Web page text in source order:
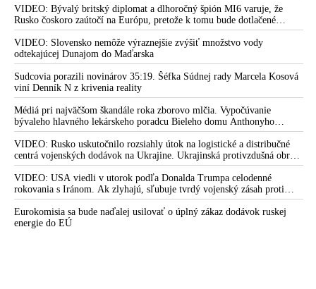
VIDEO: Bývalý britský diplomat a dlhoročný špión MI6 varuje, že
Rusko čoskoro zaútočí na Európu, pretože k tomu bude dotlačené
rovnako, ako bolo dotlačené k invázii na Ukrajinu v roku 2022.
Zelenskyj medzitým v Kyjeve naliehal na zhromaždených diplomatov,
aby vo svete zháňali energie pre Ukrajinu na zimu. Putin vraj bude
mobilizovať a vojna sa do zimy pravdepodobne neskončí
VIDEO: Slovensko nemôže výraznejšie zvýšiť množstvo vody
odtekajúcej Dunajom do Maďarska
Sudcovia porazili novinárov 35:19. Šéfka Súdnej rady Marcela Kosová
viní Denník N z krivenia reality
Médiá pri najväčšom škandále roka zborovo mlčia. Vypočúvanie
bývaleho hlavného lekárskeho poradcu Bieleho domu Anthonyho
Fauciho pred výborom amerického Senátu väčšina médií ignorovala
VIDEO: Rusko uskutočnilo rozsiahly útok na logistické a distribučné
centrá vojenských dodávok na Ukrajine. Ukrajinská protivzdušná obrana
nedokázala počas ničivého nočného útoku na Kyjev a jeho okolie
zachytiť ani jednu ruskú raketu
VIDEO: USA viedli v utorok podľa Donalda Trumpa celodenné
rokovania s Iránom. Ak zlyhajú, sľubuje tvrdý vojenský zásah proti
Teheránu
Eurokomisia sa bude naďalej usilovať o úplný zákaz dodávok ruskej
energie do EÚ